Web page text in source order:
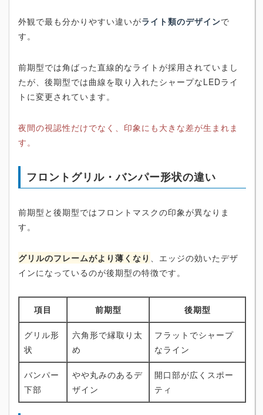
外観で最も分かりやすい違いがライト類のデザインで
す。
前期型では角ばった直線的なライトが採用されていまし
たが、後期型では曲線を取り入れたシャープなLEDライ
トに変更されています。
夜間の視認性だけでなく、印象にも大きな差が生まれま
す。
フロントグリル・バンパー形状の違い
前期型と後期型ではフロントマスクの印象が異なりま
す。
グリルのフレームがより薄くなり
、エッジの効いたデザ
インになっているのが後期型の特徴です。
項目 前期型 後期型
グリル形
状
六角形で縁取り太
め
フラットでシャープ
なライン
バンパー
下部
やや丸みのあるデ
ザイン
開口部が広くスポー
ティ